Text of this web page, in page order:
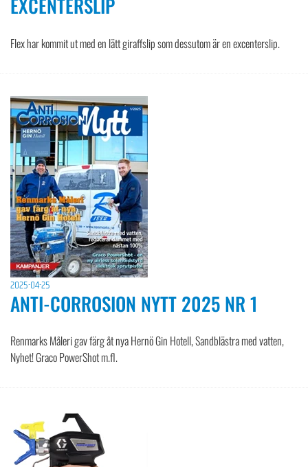
EXCENTERSLIP
Flex har kommit ut med en lätt giraffslip som dessutom är en excenterslip.
2025-04-25
ANTI-CORROSION NYTT 2025 NR 1
Renmarks Måleri gav färg åt nya Hernö Gin Hotell, Sandblästra med vatten,
Nyhet! Graco PowerShot m.fl.